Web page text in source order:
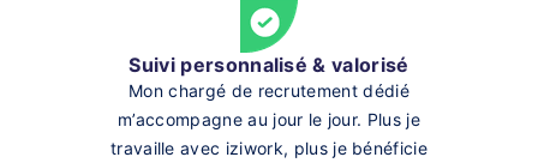
Suivi personnalisé & valorisé
Mon chargé de recrutement dédié
m’accompagne au jour le jour. Plus je
travaille avec iziwork, plus je bénéficie